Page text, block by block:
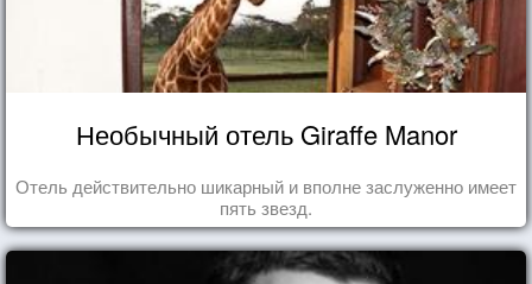
Необычный отель Giraffe Manor
Отель действительно шикарный и вполне заслуженно имеет
пять звезд.